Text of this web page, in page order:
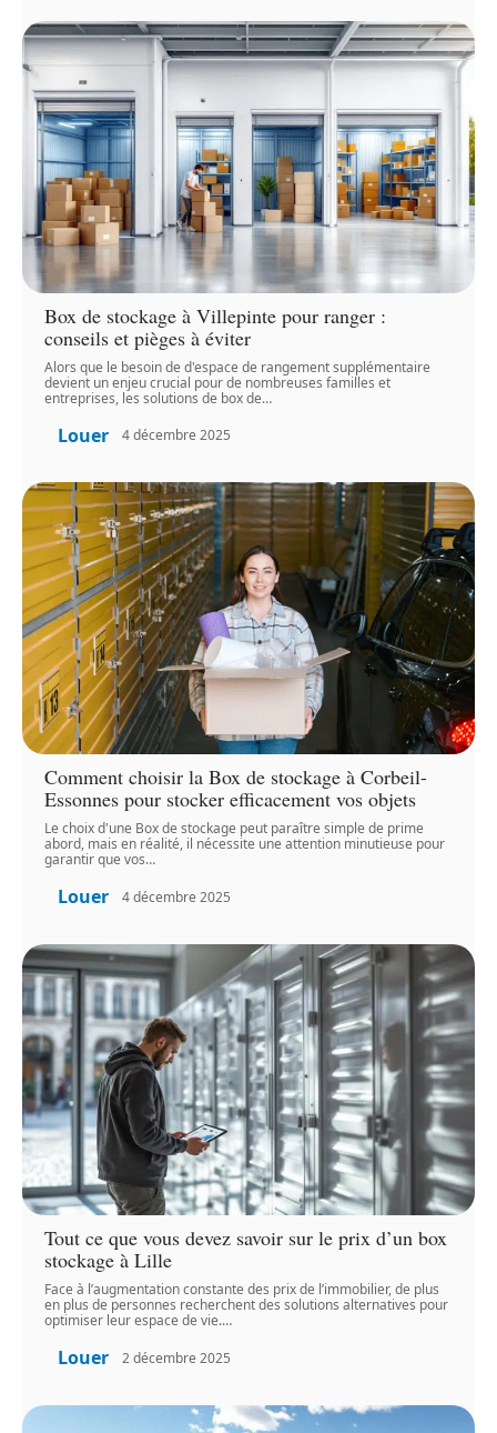
Box de stockage à Villepinte pour ranger :
conseils et pièges à éviter
Alors que le besoin de d'espace de rangement supplémentaire
devient un enjeu crucial pour de nombreuses familles et
entreprises, les solutions de box de…
Louer 4 décembre 2025
Comment choisir la Box de stockage à Corbeil-
Essonnes pour stocker efficacement vos objets
Le choix d'une Box de stockage peut paraître simple de prime
abord, mais en réalité, il nécessite une attention minutieuse pour
garantir que vos…
Louer 4 décembre 2025
Tout ce que vous devez savoir sur le prix d’un box
stockage à Lille
Face à l’augmentation constante des prix de l’immobilier, de plus
en plus de personnes recherchent des solutions alternatives pour
optimiser leur espace de vie.…
Louer 2 décembre 2025